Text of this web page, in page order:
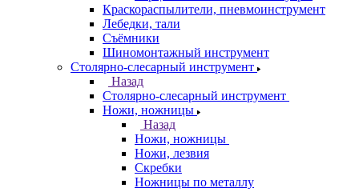
Краскораспылители, пневмоинструмент
Лебедки, тали
Съёмники
Шиномонтажный инструмент
Столярно-слесарный инструмент
Назад
Столярно-слесарный инструмент
Ножи, ножницы
Назад
Ножи, ножницы
Ножи, лезвия
Скребки
Ножницы по металлу